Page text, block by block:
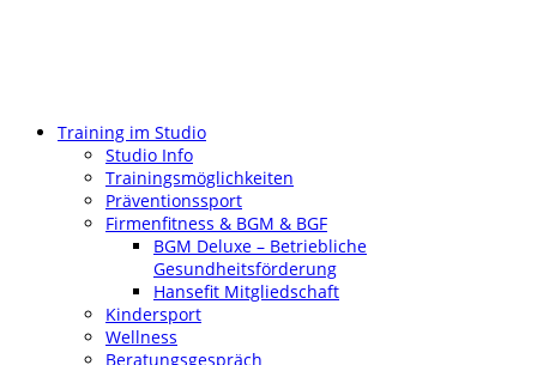
Training im Studio
Studio Info
Trainingsmöglichkeiten
Präventionssport
Firmenfitness & BGM & BGF
BGM Deluxe – Betriebliche
Gesundheitsförderung
Hansefit Mitgliedschaft
Kindersport
Wellness
Beratungsgespräch